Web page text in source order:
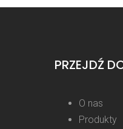
PRZEJDŹ
O nas
Produkty